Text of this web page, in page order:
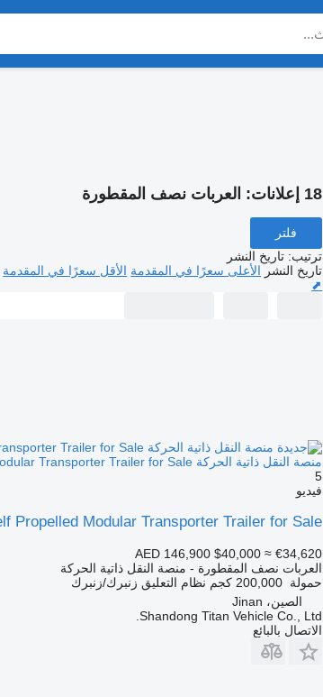
18 إعلانات: العربات نصف المقطورة
فلتر
ترتيب: تاريخ النشر
تاريخ النشر الأعلى سعرًا في المقدمة الأقل سعرًا في المقدمة
⬈
منصة النقل ذاتية الحركة Titan Self Propelled Modular Transporter Trailer for Sale
5
فيديو
Propelled Modular Transporter Trailer for Sale
AED 146,900 $40,000 ≈ €34,620
العربات نصف المقطورة - منصة النقل ذاتية الحركة
حمولة 200,000 كجم نظام التعليق زنبرك/زنبرك
الصين، Jinan
Shandong Titan Vehicle Co., Ltd.
الاتصال بالبائع